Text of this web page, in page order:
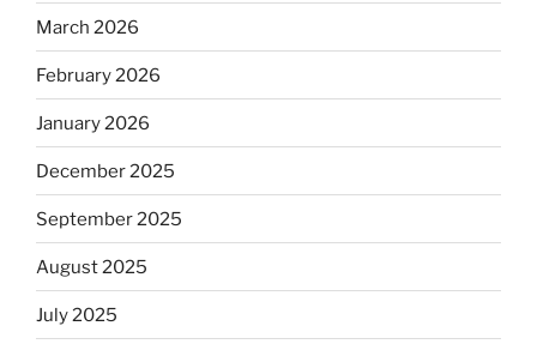
March 2026
February 2026
January 2026
December 2025
September 2025
August 2025
July 2025